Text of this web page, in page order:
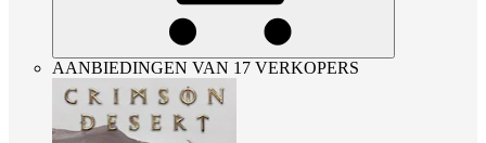
AANBIEDINGEN VAN 17 VERKOPERS